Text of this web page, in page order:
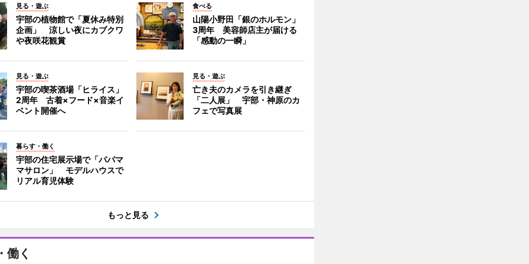
見る・遊ぶ
宇部の植物館で「夏休み特別
企画」 涼しい夜にカブクワ
や夜咲花観賞
食べる
山陽小野田「銀のホルモン」
3周年 美容師店主が届ける
「感動の一瞬」
見る・遊ぶ
宇部の喫茶酒場「ヒライス」
2周年 古着×フード×音楽イ
ベント開催へ
見る・遊ぶ
亡き夫のカメラを引き継ぎ
「二人展」 宇部・神原のカ
フェで写真展
暮らす・働く
宇部の住宅展示場で「パパマ
マサロン」 モデルハウスで
リアル育児体験
もっと見る
働く